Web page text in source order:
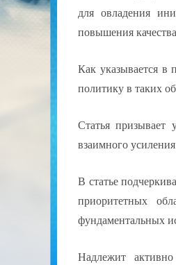
для овладения
повышения
Как указывается в
политику в таких
Статья призывает
взаимного
В статье
приоритетных
фундаментальных
Надлежит активно